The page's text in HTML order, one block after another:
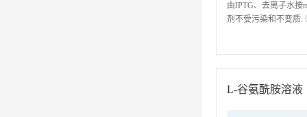
由IPTG、去离子水按
剂不受污染和不变质
L-谷氨酰胺溶液